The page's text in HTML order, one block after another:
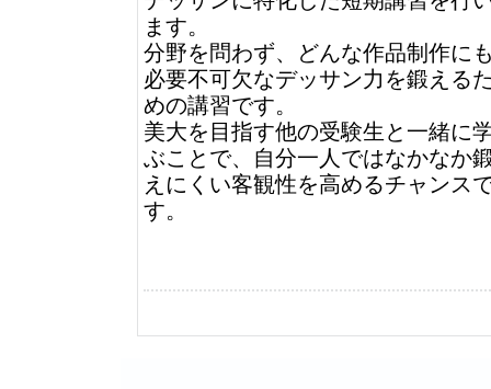
ます。
分野を問わず、どんな作品制作に
必要不可欠なデッサン力を鍛える
めの講習です。
美大を目指す他の受験生と一緒に
ぶことで、自分一人ではなかなか
えにくい客観性を高めるチャンス
す。